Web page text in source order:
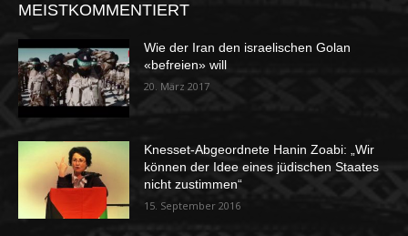
MEISTKOMMENTIERT
Wie der Iran den israelischen Golan
«befreien» will
20. März 2017
Knesset-Abgeordnete Hanin Zoabi: „Wir
können der Idee eines jüdischen Staates
nicht zustimmen“
15. September 2016